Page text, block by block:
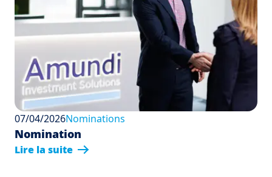
07/04/2026Nominations
Nomination
Lire la suite